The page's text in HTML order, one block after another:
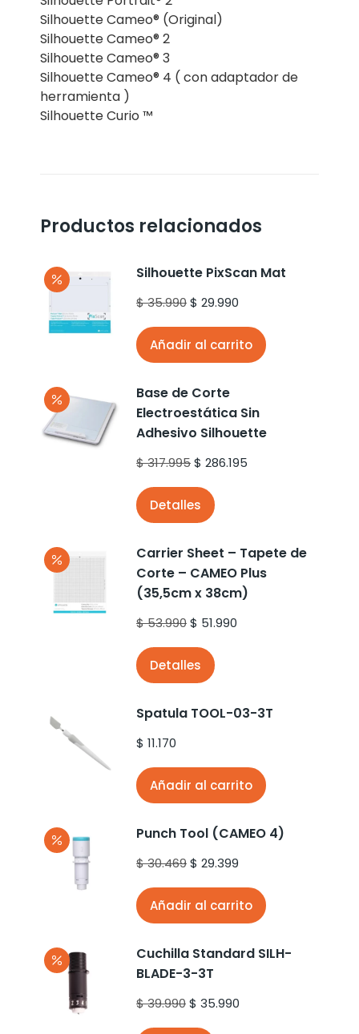
Silhouette Cameo® (Original)
Silhouette Cameo® 2
Silhouette Cameo® 3
Silhouette Cameo® 4 ( con adaptador de
herramienta )
Silhouette Curio ™
Productos relacionados
Silhouette PixScan Mat
$35.990$ 29.990
Añadir al carrito
Base de Corte
Electroestática Sin
Adhesivo Silhouette
$317.995$ 286.195
Detalles
Carrier Sheet – Tapete de
Corte – CAMEO Plus
(35,5cm x 38cm)
$53.990$ 51.990
Detalles
Spatula TOOL-03-3T
$ 11.170
Añadir al carrito
Punch Tool (CAMEO 4)
$30.469$ 29.399
Añadir al carrito
Cuchilla Standard SILH-
BLADE-3-3T
$39.990$ 35.990